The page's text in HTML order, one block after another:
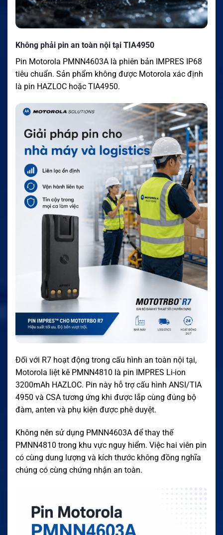
Không phải pin an toàn nội tại TIA4950
Pin Motorola PMNN4603A là phiên bản IMPRES IP68
tiêu chuẩn. Sản phẩm không được Motorola xác định
là pin HAZLOC hoặc TIA4950.
Đối với R7 hoạt động trong cấu hình an toàn nội tại,
Motorola liệt kê PMNN4810 là pin IMPRES Li-ion
3200mAh HAZLOC. Pin này hỗ trợ cấu hình ANSI/TIA
4950 và CSA tương ứng khi được lắp cùng đúng bộ
đàm, anten và phụ kiện được phê duyệt.
Không nên sử dụng PMNN4603A để thay thế
PMNN4810 trong khu vực nguy hiểm. Việc hai viên pin
có cùng dung lượng và kích thước không đồng nghĩa
chúng có cùng chứng nhận an toàn.